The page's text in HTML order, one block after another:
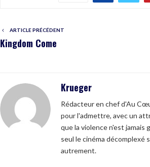
ARTICLE PRÉCÉDENT
Kingdom Come
Krueger
Rédacteur en chef d'Au
pour l'admettre, avec un
que la violence n'est
seul le cinéma décomplexé
autrement.